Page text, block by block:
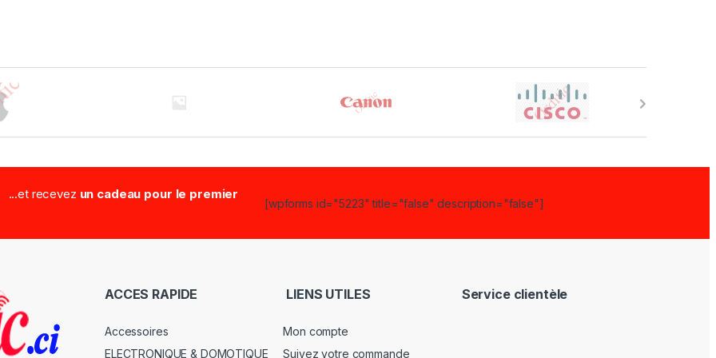
...et recevez un cadeau pour le premier
[wpforms id="5223" title="false" description="false"]
ACCES RAPIDE
Accessoires
ELECTRONIQUE & DOMOTIQUE
LIENS UTILES
Mon compte
Suivez votre commande
Service clientèle